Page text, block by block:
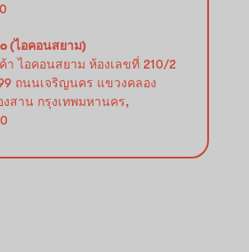
(ไอคอนสยาม)
า ไอคอนสยาม ห้องเลขที่ 210/2
ถนนเจริญนคร แขวงคลอง
สาน กรุงเทพมหานคร,